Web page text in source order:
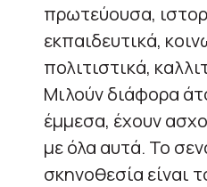
πρωτεύουσα,
εκπαιδευτικά,
πολιτιστικά,
Μιλούν διάφορα
έμμεσα, έχουν
με όλα αυτά. Το
σκηνοθεσία είναι